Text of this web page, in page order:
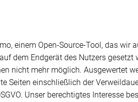
einem Open-Source-Tool, das wir
dem Endgerät des Nutzers
nicht mehr möglich. Ausgewertet
Seiten einschließlich der
Unser berechtigtes Interesse